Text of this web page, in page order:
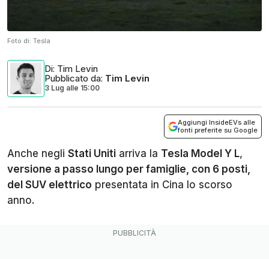
Foto di: Tesla
Di: Tim Levin
Pubblicato da: Tim Levin
3 Lug alle 15:00
Aggiungi InsideEVs alle
fonti preferite su Google
Anche negli Stati Uniti arriva la Tesla Model Y L,
versione a passo lungo per famiglie, con 6 posti,
del SUV elettrico presentata in Cina lo scorso
anno.